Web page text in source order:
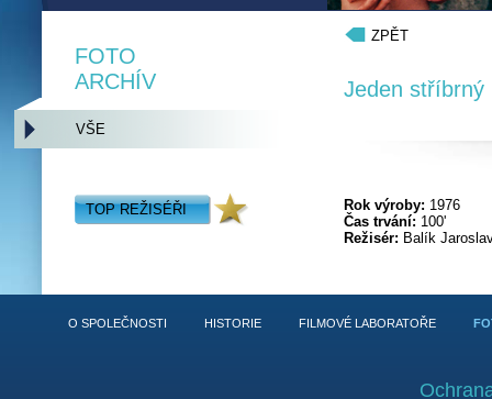
ZPĚT
Jeden stříbrný
Rok výroby: 1976
Čas trvání: 100'
Režisér: Balík
FOTO
ARCHÍV
VŠE
TOP REŽISÉŘI
O SPOLEČNOSTI HISTORIE FILMOVÉ LABORATOŘE